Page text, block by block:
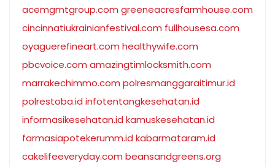
acemgmtgroup.com greeneacresfarmhouse.com
cincinnatiukrainianfestival.com fullhousesa.com
oyaguerefineart.com healthywife.com
pbcvoice.com amazingtimlocksmith.com
marrakechimmo.com polresmanggaraitimur.id
polrestoba.id infotentangkesehatan.id
informasikesehatan.id kamuskesehatan.id
farmasiapotekerumm.id kabarmataram.id
cakelifeeveryday.com beansandgreens.org